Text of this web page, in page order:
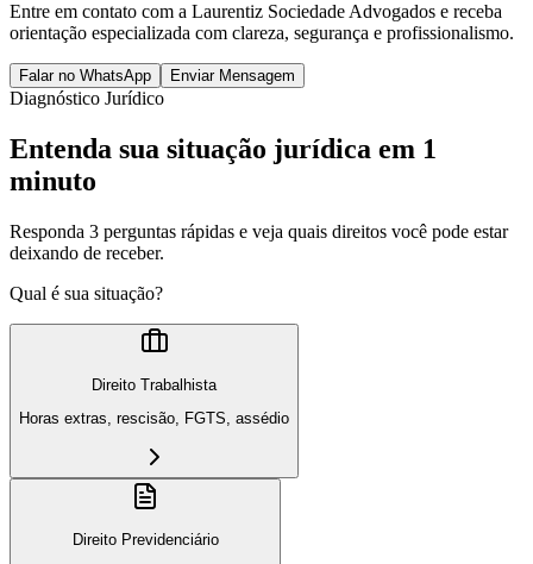
Entre em contato com a Laurentiz Sociedade Advogados e receba
orientação especializada com clareza, segurança e profissionalismo.
Falar no WhatsApp Enviar Mensagem
Diagnóstico Jurídico
Entenda sua situação jurídica em 1
minuto
Responda 3 perguntas rápidas e veja quais direitos você pode estar
deixando de receber.
Qual é sua situação?
Direito Trabalhista
Horas extras, rescisão, FGTS, assédio
Direito Previdenciário